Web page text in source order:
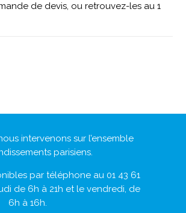
de devis, ou retrouvez-les au 1
intervenons sur l’ensemble
parisiens.
par téléphone au 01 43 61
de 6h à 21h et le vendredi, de
6h à 16h.